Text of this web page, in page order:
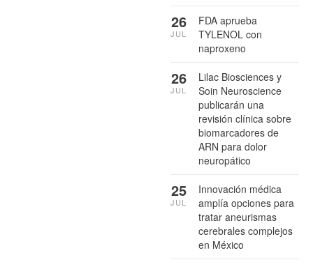
FDA aprueba
TYLENOL con
naproxeno
26
JUL
Lilac Biosciences y
Soin Neuroscience
publicarán una
revisión clínica sobre
biomarcadores de
ARN para dolor
neuropático
26
JUL
Innovación médica
amplía opciones para
tratar aneurismas
cerebrales complejos
en México
25
JUL